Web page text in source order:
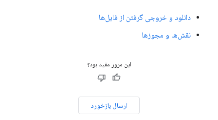
دانلود و خروجی گرفتن از فایل‌ها
نقش‌ها و مجوزها
این مرور مفید بود؟
ارسال بازخورد